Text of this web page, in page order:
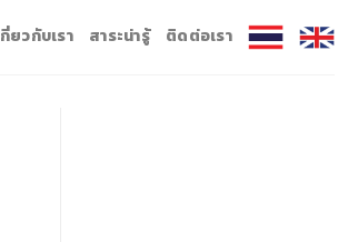
ยวกับเรา สาระน่ารู้ ติดต่อเรา